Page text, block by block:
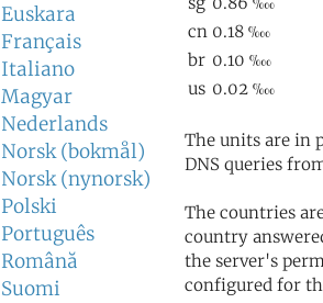
Euskara
Français
Italiano
Magyar
Nederlands
Norsk (bokmål)
Norsk (nynorsk)
Polski
Português
Română
Suomi
The units are in
DNS queries
The countries
country
the server's
configured for